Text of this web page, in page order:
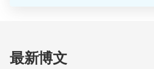
最新博文